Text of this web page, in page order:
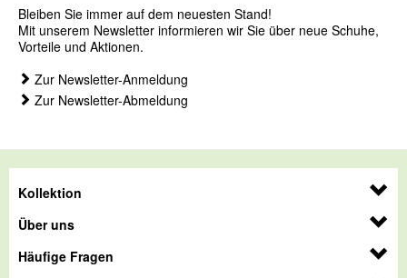
Bleiben Sie immer auf dem neuesten Stand!
Mit unserem Newsletter informieren wir Sie über neue Schuhe,
Vorteile und Aktionen.
Zur Newsletter-Anmeldung
Zur Newsletter-Abmeldung
Kollektion
Über uns
Häufige Fragen